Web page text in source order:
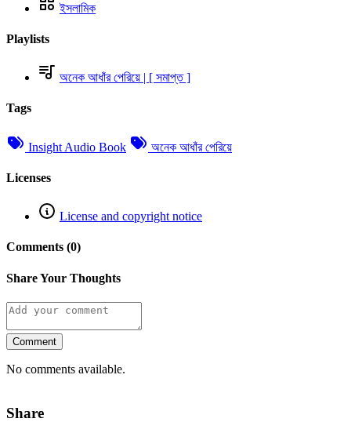
ইসলামিক
Playlists
অনেক আধাঁর পেরিয়ে | [ সমাপ্ত ]
Tags
Insight Audio Book অনেক আধাঁর পেরিয়ে
Licenses
License and copyright notice
Comments (0)
Share Your Thoughts
Comment
No comments available.
Share